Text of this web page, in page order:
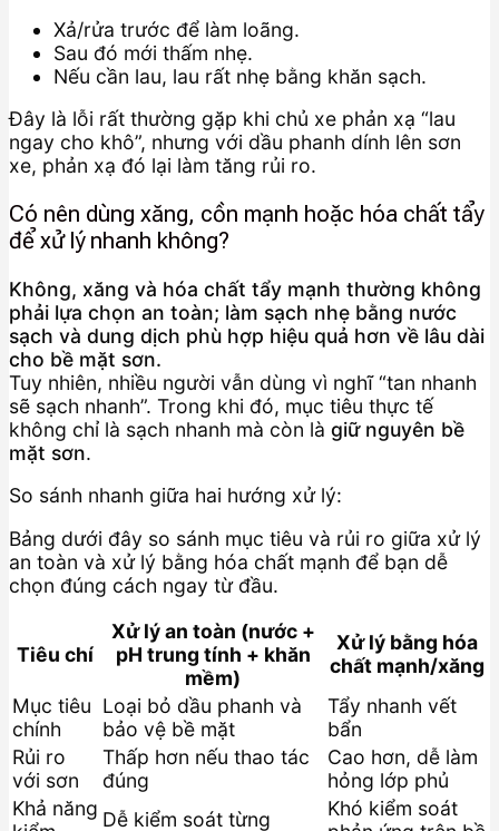
Xả/rửa trước để làm loãng.
Sau đó mới thấm nhẹ.
Nếu cần lau, lau rất nhẹ bằng khăn sạch.
Đây là lỗi rất thường gặp khi chủ xe phản xạ “lau
ngay cho khô”, nhưng với dầu phanh dính lên sơn
xe, phản xạ đó lại làm tăng rủi ro.
Có nên dùng xăng, cồn mạnh hoặc hóa chất tẩy
để xử lý nhanh không?
Không, xăng và hóa chất tẩy mạnh thường không
phải lựa chọn an toàn; làm sạch nhẹ bằng nước
sạch và dung dịch phù hợp hiệu quả hơn về lâu dài
cho bề mặt sơn.
Tuy nhiên, nhiều người vẫn dùng vì nghĩ “tan nhanh
sẽ sạch nhanh”. Trong khi đó, mục tiêu thực tế
không chỉ là sạch nhanh mà còn là giữ nguyên bề
mặt sơn.
So sánh nhanh giữa hai hướng xử lý:
Bảng dưới đây so sánh mục tiêu và rủi ro giữa xử lý
an toàn và xử lý bằng hóa chất mạnh để bạn dễ
chọn đúng cách ngay từ đầu.
Tiêu chí
Xử lý an toàn (nước +
pH trung tính + khăn
mềm)
Xử lý bằng hóa
chất mạnh/xăng
Mục tiêu
chính
Loại bỏ dầu phanh và
bảo vệ bề mặt
Tẩy nhanh vết
bẩn
Rủi ro
với sơn
Thấp hơn nếu thao tác
đúng
Cao hơn, dễ làm
hỏng lớp phủ
Khả năng Dễ kiểm soát từng
Khó kiểm soát